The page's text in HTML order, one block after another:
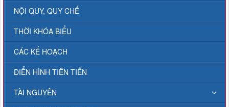
NỘI QUY, QUY CHẾ
THỜI KHÓA BIỂU
CÁC KẾ HOẠCH
ĐIỂN HÌNH TIÊN TIẾN
TÀI NGUYÊN